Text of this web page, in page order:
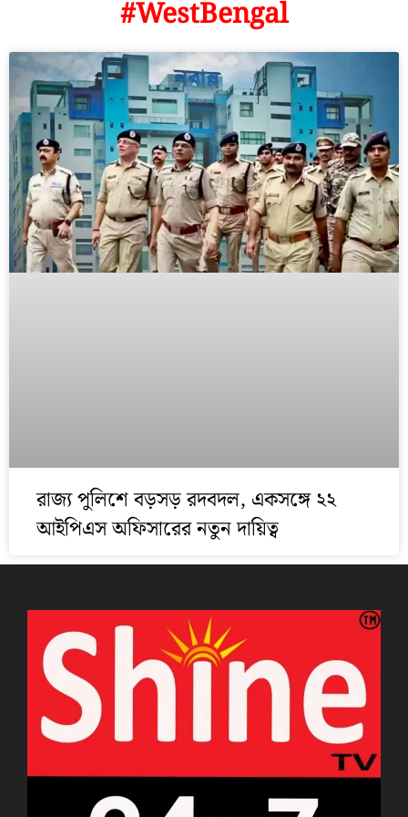
#WestBengal
রাজ্য পুলিশে বড়সড় রদবদল, একসঙ্গে ২২
আইপিএস অফিসারের নতুন দায়িত্ব